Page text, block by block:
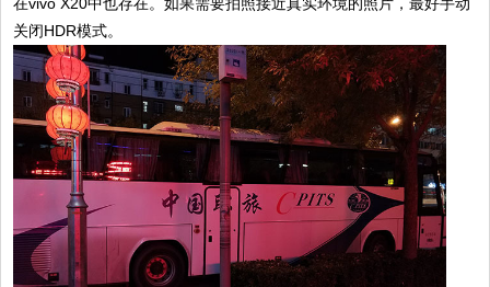
关闭HDR模式。